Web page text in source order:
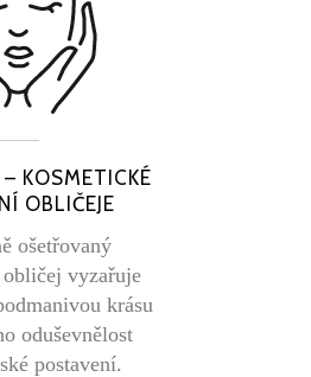
KOSMETICKÉ
OBLIČEJE
ošetřovaný
vyzařuje
krásu
oduševnělost
postavení.